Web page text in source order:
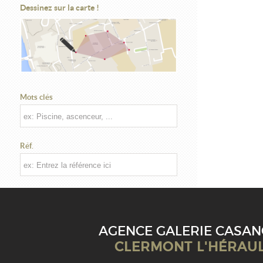
Dessinez sur la carte !
Mots clés
Réf.
AGENCE GALERIE
CLERMONT